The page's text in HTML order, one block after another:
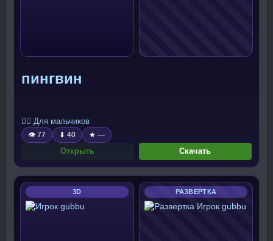
пингвин
🧍‍♂️ Для мальчиков
👁 77 ⬇ 40 ★ —
Открыть Скачать
3D РАЗВЕРТКА